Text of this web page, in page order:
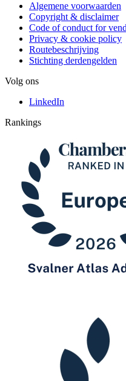
Algemene voorwaarden
Copyright & disclaimer
Code of conduct for
Privacy & cookie policy
Routebeschrijving
Stichting derdengelden
Volg ons
LinkedIn
Rankings